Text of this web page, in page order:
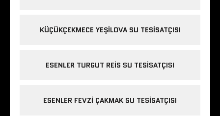
KÜÇÜKÇEKMECE YEŞILOVA SU TESISATÇISI
ESENLER TURGUT REIS SU TESISATÇISI
ESENLER FEVZI ÇAKMAK SU TESISATÇISI